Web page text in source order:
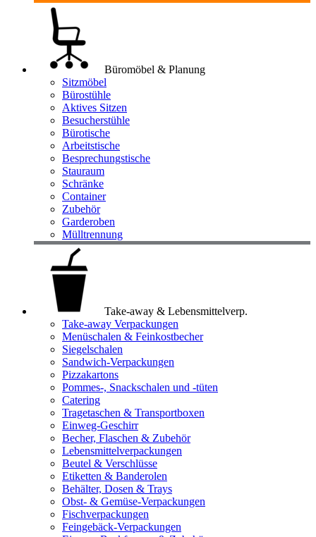
Büromöbel & Planung
Sitzmöbel
Bürostühle
Aktives Sitzen
Besucherstühle
Bürotische
Arbeitstische
Besprechungstische
Stauraum
Schränke
Container
Zubehör
Garderoben
Mülltrennung
Take-away & Lebensmittelverp.
Take-away Verpackungen
Menüschalen & Feinkostbecher
Siegelschalen
Sandwich-Verpackungen
Pizzakartons
Pommes-, Snackschalen und -tüten
Catering
Tragetaschen & Transportboxen
Einweg-Geschirr
Becher, Flaschen & Zubehör
Lebensmittelverpackungen
Beutel & Verschlüsse
Etiketten & Banderolen
Behälter, Dosen & Trays
Obst- & Gemüse-Verpackungen
Fischverpackungen
Feingebäck-Verpackungen